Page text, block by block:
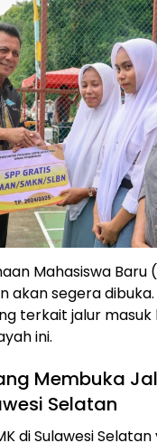
Mahasiswa Baru
akan segera
terkait jalur masuk
ini.
Membuka
Selatan
di Sulawesi